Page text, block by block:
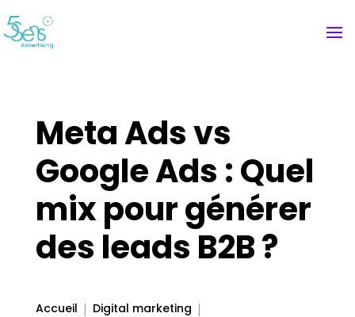
Meta Ads vs
Google Ads : Quel
mix pour générer
des leads B2B ?
Accueil
Digital marketing